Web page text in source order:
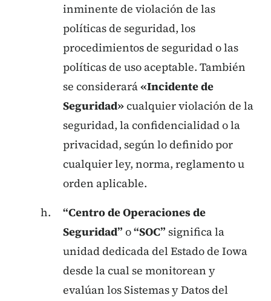
inminente de violación de las
políticas de seguridad, los
procedimientos de seguridad o las
políticas de uso aceptable. También
se considerará«Incidente de
Seguridad»cualquier violación de la
seguridad, la confidencialidad o la
privacidad, según lo definido por
cualquier ley, norma, reglamento u
orden aplicable.
“Centro de Operaciones de
Seguridad” o“SOC” significa la
unidad dedicada del Estado de Iowa
desde la cual se monitorean y
evalúan los Sistemas y Datos del